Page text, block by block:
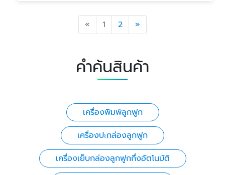
« Previous
1 2 »
คำค้นสินค้า
เครื่องพิมพ์ลูกฟูก
เครื่องปะกล่องลูกฟูก
เครื่องเย็บกล่องลูกฟูกกึ่งอัตโนมัติ